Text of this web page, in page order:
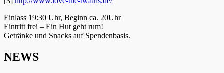
Einlass 19:30 Uhr, Beginn ca. 20Uhr
Eintritt frei – Ein Hut geht rum!
Getränke und Snacks auf Spendenbasis.
NEWS